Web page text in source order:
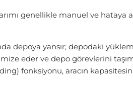
genellikle manuel ve
depoya yansır; depodaki
eder ve depo görevlerini
fonksiyonu, aracın